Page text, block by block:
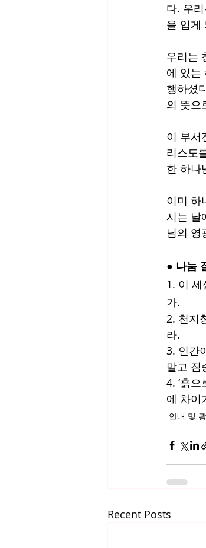
다. 우
을 입게
우리는
에 있는
행하셨
의 뜻으
이 부서
리스도
한 하나
이미 하
시는 날
님의 영
● 나눔
1. 이
가.
2. 천지
라.
3. 인간
말고 짐
4. ‘흙
에 차이
안내 및
Recent Posts